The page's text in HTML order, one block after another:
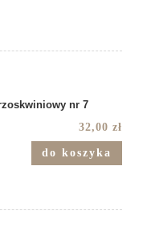
nr 7
32,00 zł
do koszyka